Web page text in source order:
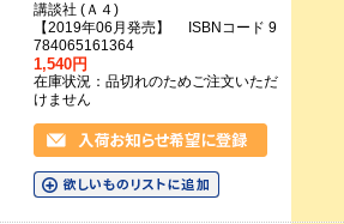
講談社 (Ａ４)
【2019年06月発売】 ISBNコード 9
784065161364
1,540円
在庫状況：品切れのためご注文いただ
けません